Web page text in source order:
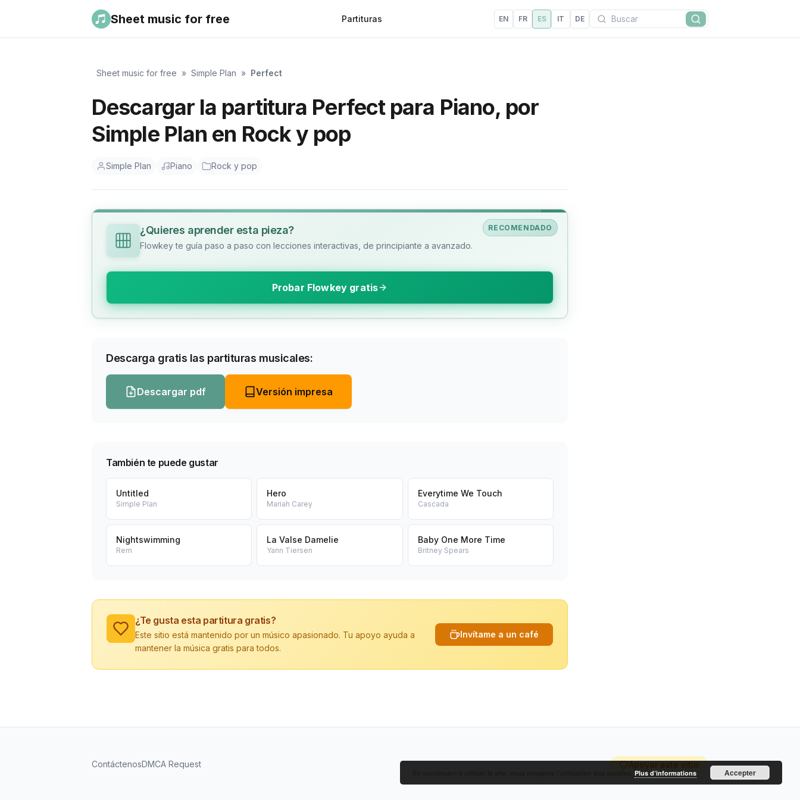
Sheet music for free Partituras EN FR ES IT DE Buscar
Buscar
Sheet music for free » Simple Plan » Perfect
Descargar la partitura Perfect para Piano, por
Simple Plan en Rock y pop
Simple Plan Piano Rock y pop
RECOMENDADO
¿Quieres aprender esta pieza?
Flowkey te guía paso a paso con lecciones interactivas, de principiante a avanzado.
Probar Flowkey gratis
Descarga gratis las partituras musicales:
Descargar pdf Versión impresa
También te puede gustar
Untitled
Simple Plan
Hero
Mariah Carey
Everytime We Touch
Cascada
Nightswimming
Rem
La Valse Damelie
Yann Tiersen
Baby One More Time
Britney Spears
¿Te gusta esta partitura gratis?
Este sitio está mantenido por un músico apasionado. Tu apoyo ayuda a
mantener la música gratis para todos.
Invítame a un café
ContáctenosDMCA Request Apoyar este sitio
Plus d’informations Accepter